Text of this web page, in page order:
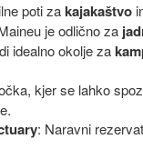
poti zakajakaštvo
je odlično za
idealno okolje za
kjer se lahko
: Naravni